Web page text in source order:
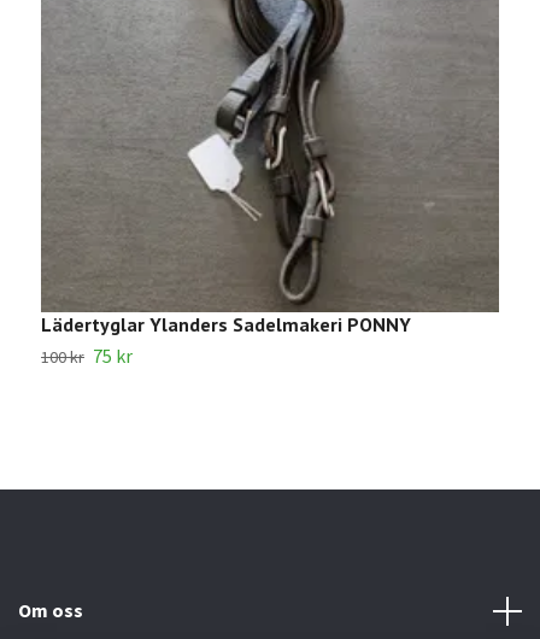
Lädertyglar Ylanders Sadelmakeri PONNY
100 kr 75 kr
Om oss